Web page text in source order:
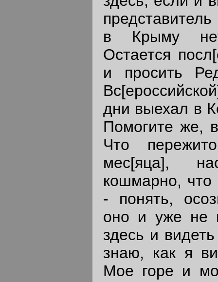
в Крыму
Остается
и просить
дни выехал в
Помогите же,
Что
мес[яца],
кошмарно, что
- понять,
оно и уже не
здесь и
знаю, как я
Мое горе и